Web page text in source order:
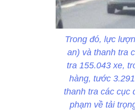
Trong đó, lực
an) và thanh tra
tra 155.043 xe,
hàng, tước
thanh tra các cục
phạm về tải